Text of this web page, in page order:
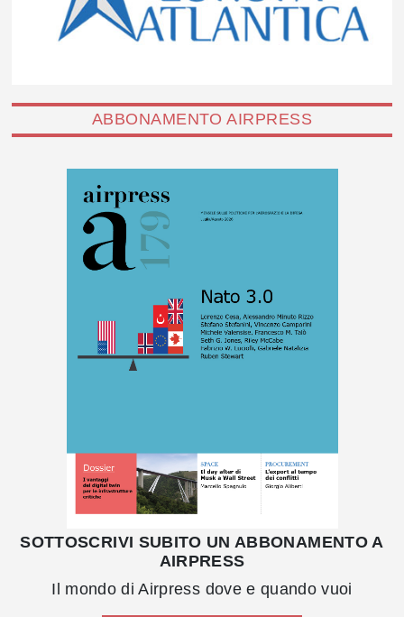
ABBONAMENTO AIRPRESS
SOTTOSCRIVI SUBITO UN ABBONAMENTO A
AIRPRESS
Il mondo di Airpress dove e quando vuoi